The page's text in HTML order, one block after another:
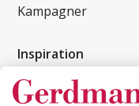
Kampagner
Inspiration
Kundereferencer